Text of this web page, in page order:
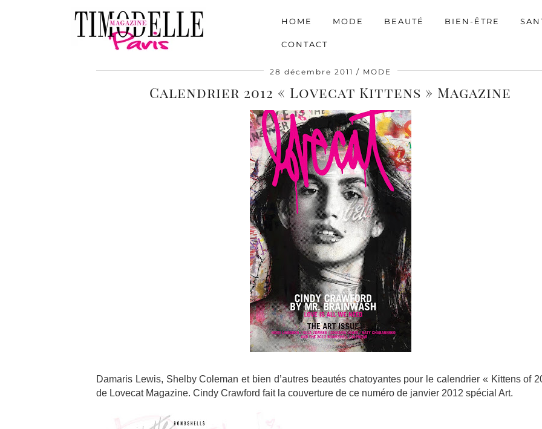
HOME MODE BEAUTÉ BIEN-ÊTRE
CONTACT
28 décembre 2011 MODE
Calendrier 2012 « Lovecat Kittens » Magazine
Damaris Lewis, Shelby Coleman et bien d’autres beautés chatoyantes pour le calendrier « Kittens of
de Lovecat Magazine. Cindy Crawford fait la couverture de ce numéro de janvier 2012 spécial Art.